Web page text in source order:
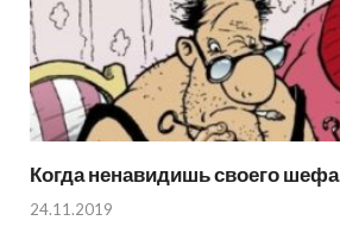
Когда ненавидишь своего шефа
24.11.2019